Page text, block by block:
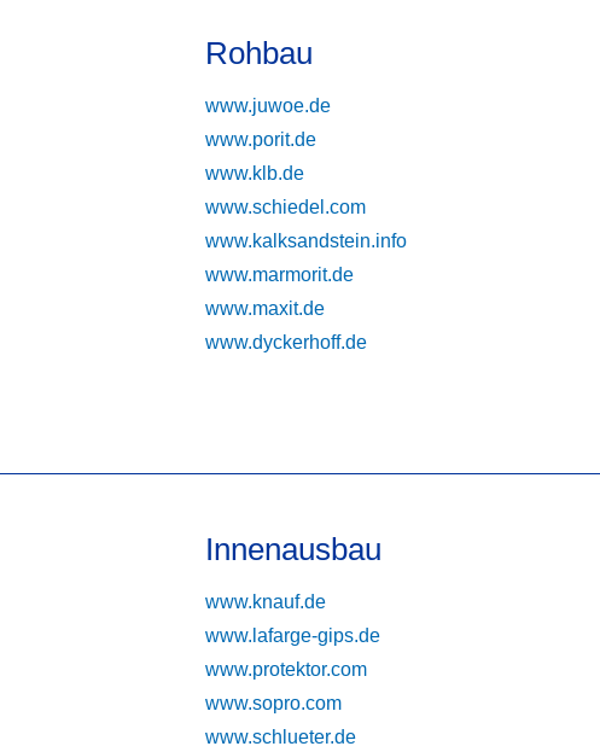
Rohbau
www.juwoe.de
www.porit.de
www.klb.de
www.schiedel.com
www.kalksandstein.info
www.marmorit.de
www.maxit.de
www.dyckerhoff.de
Innenausbau
www.knauf.de
www.lafarge-gips.de
www.protektor.com
www.sopro.com
www.schlueter.de